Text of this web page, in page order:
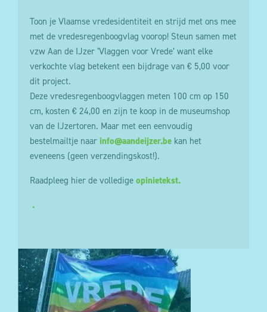
Toon je Vlaamse vredesidentiteit en strijd met ons mee
met de vredesregenboogvlag voorop! Steun samen met
vzw Aan de IJzer ‘Vlaggen voor Vrede’ want elke
verkochte vlag betekent een bijdrage van € 5,00 voor
dit project.
Deze vredesregenboogvlaggen meten 100 cm op 150
cm, kosten € 24,00 en zijn te koop in de museumshop
van de IJzertoren. Maar met een eenvoudig
bestelmailtje naar info@aandeijzer.be kan het
eveneens (geen verzendingskost!).
Raadpleeg hier de volledige opinietekst.
.